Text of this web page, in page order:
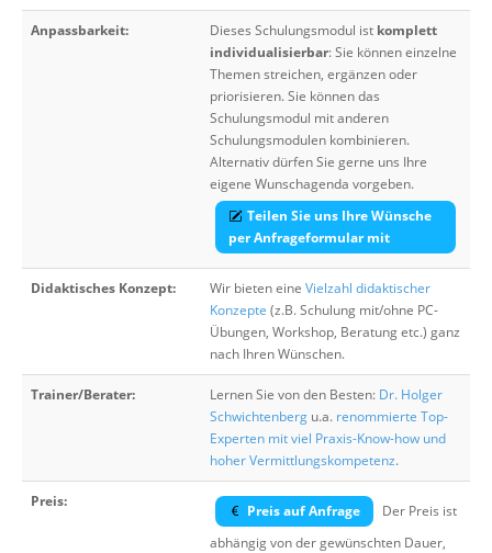
Anpassbarkeit: Dieses Schulungsmodul ist komplett
individualisierbar: Sie können einzelne
Themen streichen, ergänzen oder
priorisieren. Sie können das
Schulungsmodul mit anderen
Schulungsmodulen kombinieren.
Alternativ dürfen Sie gerne uns Ihre
eigene Wunschagenda vorgeben.
Teilen Sie uns Ihre Wünsche
per Anfrageformular mit
Didaktisches Konzept: Wir bieten eine Vielzahl didaktischer
Konzepte (z.B. Schulung mit/ohne PC-
Übungen, Workshop, Beratung etc.) ganz
nach Ihren Wünschen.
Trainer/Berater: Lernen Sie von den Besten: Dr. Holger
Schwichtenberg u.a. renommierte Top-
Experten mit viel Praxis-Know-how und
hoher Vermittlungskompetenz.
Preis:
Preis auf Anfrage
Der Preis ist
abhängig von der gewünschten Dauer,